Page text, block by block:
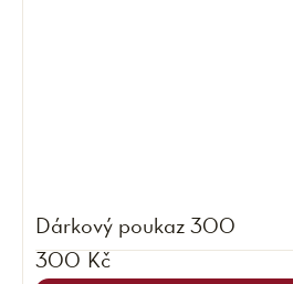
Dárkový poukaz 300
300 Kč